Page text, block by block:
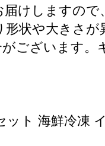
けしますので
状や大きさが
ございます。
ト 海鮮冷凍